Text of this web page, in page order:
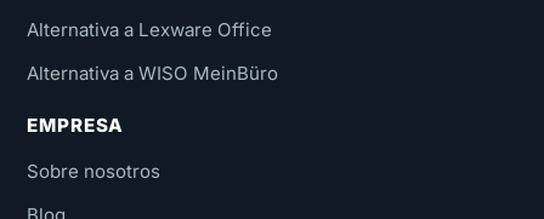
Alternativa a Lexware Office
Alternativa a WISO MeinBüro
EMPRESA
Sobre nosotros